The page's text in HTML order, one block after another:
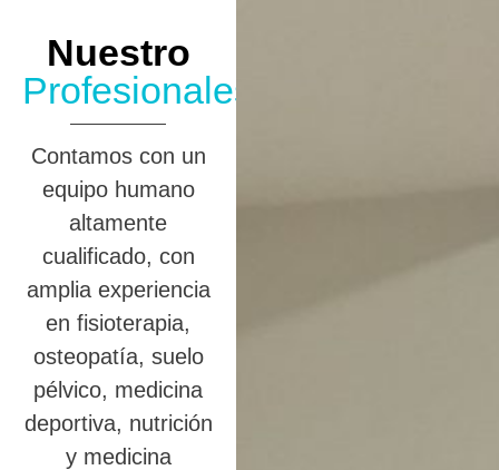
Nuestro
Profesionales
Contamos con un
equipo humano
altamente
cualificado, con
amplia experiencia
en fisioterapia,
osteopatía, suelo
pélvico, medicina
deportiva, nutrición
y medicina